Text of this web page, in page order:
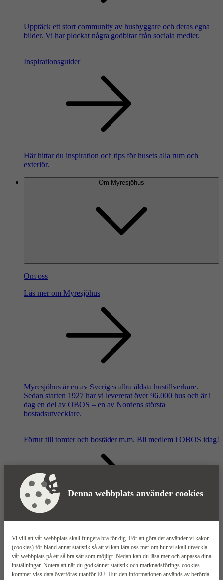
Denna webbplats använder cookies
Vi vill att vår webbplats skall fungera bra för dig. För att göra det använder vi kakor
(cookies) för bland annat statistik så att vi kan lära oss mer om hur vi skall utveckla
vår webbplats på ett så bra sätt som möjligt. Nedan kan du läsa mer och anpassa dina
inställningar. Notera att när du godkänner statistik och marknadsförings-cookies
kommer viss data överföras utanför EU. Hur den informationen används av berörda
Upptäck ett stort community av husbyggare och deras egna
bilder. Vi har plockat några godbitar från sociala medier.
Inspirationsguider
Här hittar du inspiration och tips för husets alla rum och
exteriör.
Om Myresjöhus
Om oss
Läs mer om Myresjöhus
Myresjöhus är en av Sveriges allra äldsta hustillverkare.
Sedan starten 1927 har vi levererat över 96.000 hus och är i
dag en del av OBOS – en av Nordens största
bostadsutvecklare.
Förtur till tomter och bostäder m.m. Bli medlem i OBOS idag!
Våra säljkontor